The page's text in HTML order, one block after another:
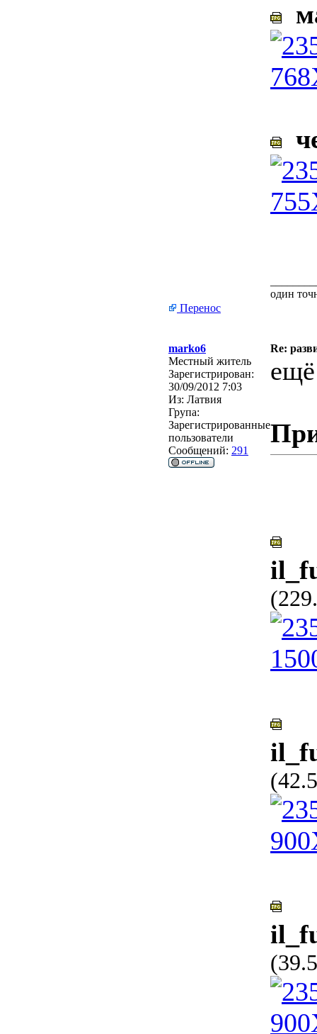
один
Перенос
marko6
Re:
Местный житель
Зарегистрирован:
30/09/2012 7:03
Из: Латвия
Група:
Зарегистрированные
пользователи
Сообщений: 291